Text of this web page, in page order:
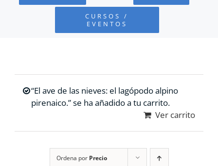
FUNDACIÓN
COLABORA
RECURSOS
CURSOS /
EVENTOS
“El ave de las nieves: el lagópodo alpino
pirenaico.” se ha añadido a tu carrito.
Ver carrito
Ordena por Precio